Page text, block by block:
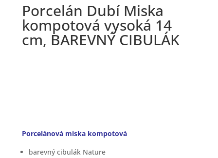
Porcelán Dubí Miska
kompotová vysoká 14
cm, BAREVNÝ CIBULÁK
Porcelánová miska kompotová
barevný cibulák Nature